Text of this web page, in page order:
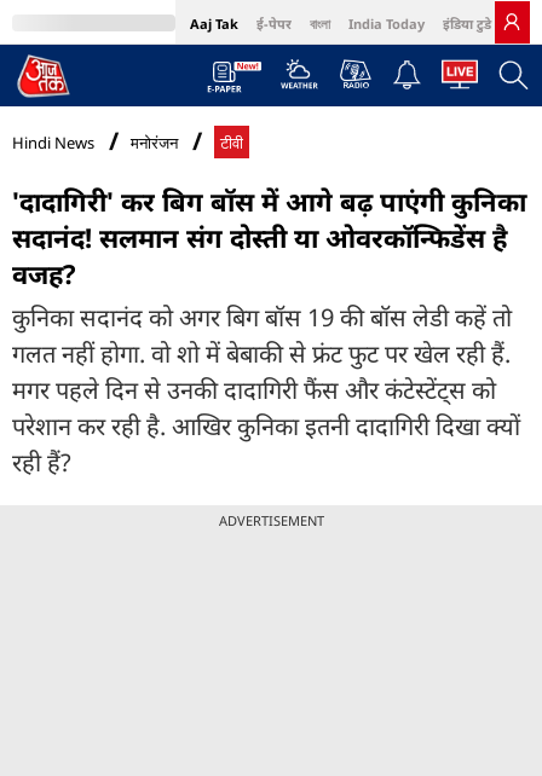
Aaj Tak ई-पेपर বাংলা India Today इंडिया टुडे हिंदी
MumbaiTak Cosmopolitan Harper's Bazaar Northeast
Hindi News मनोरंजन टीवी
'दादागिरी' कर बिग बॉस में आगे बढ़ पाएंगी कुनिका
सदानंद! सलमान संग दोस्ती या ओवरकॉन्फिडेंस है
वजह?
कुनिका सदानंद को अगर बिग बॉस 19 की बॉस लेडी कहें तो
गलत नहीं होगा. वो शो में बेबाकी से फ्रंट फुट पर खेल रही हैं.
मगर पहले दिन से उनकी दादागिरी फैंस और कंटेस्टेंट्स को
परेशान कर रही है. आखिर कुनिका इतनी दादागिरी दिखा क्यों
रही हैं?
ADVERTISEMENT